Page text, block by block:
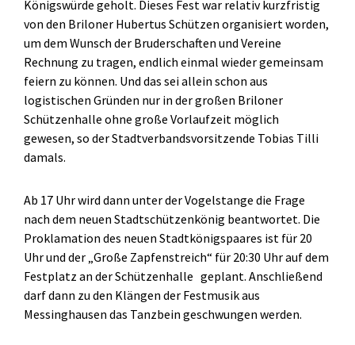
Königswürde geholt. Dieses Fest war relativ kurzfristig
von den Briloner Hubertus Schützen organisiert worden,
um dem Wunsch der Bruderschaften und Vereine
Rechnung zu tragen, endlich einmal wieder gemeinsam
feiern zu können. Und das sei allein schon aus
logistischen Gründen nur in der großen Briloner
Schützenhalle ohne große Vorlaufzeit möglich
gewesen, so der Stadtverbandsvorsitzende Tobias Tilli
damals.
Ab 17 Uhr wird dann unter der Vogelstange die Frage
nach dem neuen Stadtschützenkönig beantwortet. Die
Proklamation des neuen Stadtkönigspaares ist für 20
Uhr und der „Große Zapfenstreich“ für 20:30 Uhr auf dem
Festplatz an der Schützenhalle geplant. Anschließend
darf dann zu den Klängen der Festmusik aus
Messinghausen das Tanzbein geschwungen werden.